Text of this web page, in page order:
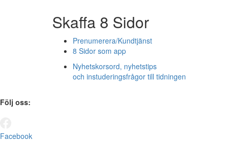
Skaffa 8 Sidor
Prenumerera/Kundtjänst
8 Sidor som app
Nyhetskorsord, nyhetstips
och instuderingsfrågor till tidningen
Följ oss:
Facebook